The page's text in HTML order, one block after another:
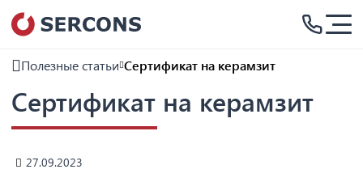
Полезные статьи Сертификат на керамзит
Сертификат на керамзит
27.09.2023